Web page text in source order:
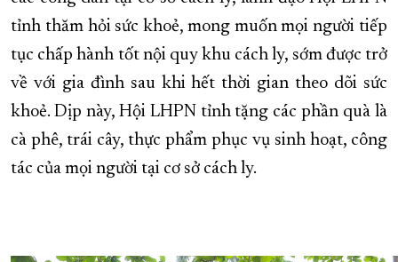
tỉnh thăm hỏi sức khoẻ, mong muốn mọi người tiếp
tục chấp hành tốt nội quy khu cách ly, sớm được trở
về với gia đình sau khi hết thời gian theo dõi sức
khoẻ. Dịp này, Hội LHPN tỉnh tặng các phần quà là
cà phê, trái cây, thực phẩm phục vụ sinh hoạt, công
tác của mọi người tại cơ sở cách ly.